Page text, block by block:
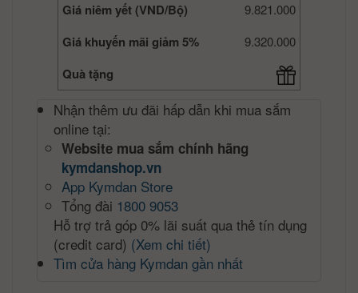
9.821.000
Giá niêm yết (VND/Bộ)
9.320.000
Giá khuyến mãi giảm 5%
Quà tặng
Nhận thêm ưu đãi hấp dẫn khi mua sắm
online tại:
Website mua sắm chính hãng
kymdanshop.vn
App Kymdan Store
Tổng đài 1800 9053
Hỗ trợ trả góp 0% lãi suất qua thẻ tín dụng
(credit card) (Xem chi tiết)
Tìm cửa hàng Kymdan gần nhất